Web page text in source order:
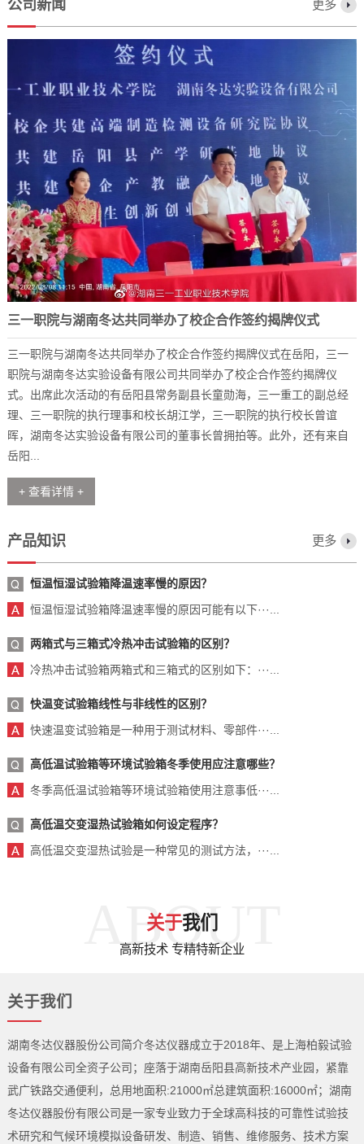
公司新闻 更多
三一职院与湖南冬达共同举办了校企合作签约揭牌仪式
2023-12-07
三一职院与湖南冬达共同举办了校企合作签约揭牌仪式在岳阳，三一
职院与湖南冬达实验设备有限公司共同举办了校企合作签约揭牌仪
式。出席此次活动的有岳阳县常务副县长童勋海，三一重工的副总经
理、三一职院的执行理事和校长胡江学，三一职院的执行校长曾谊
晖，湖南冬达实验设备有限公司的董事长曾拥拍等。此外，还有来自
岳阳...
+ 查看详情 +
产品知识 更多
恒温恒湿试验箱降温速率慢的原因？
恒温恒湿试验箱降温速率慢的原因可能有以下···...
两箱式与三箱式冷热冲击试验箱的区别？
冷热冲击试验箱两箱式和三箱式的区别如下：···...
快温变试验箱线性与非线性的区别？
快速温变试验箱是一种用于测试材料、零部件···...
高低温试验箱等环境试验箱冬季使用应注意哪些？
冬季高低温试验箱等环境试验箱使用注意事低···...
高低温交变湿热试验箱如何设定程序？
高低温交变湿热试验是一种常见的测试方法，···...
ABOUT
关于我们
高新技术 专精特新企业
关于我们
湖南冬达仪器股份公司简介冬达仪器成立于2018年、是上海柏毅试验
设备有限公司全资子公司；座落于湖南岳阳县高新技术产业园，紧靠
武广铁路交通便利，总用地面积:21000㎡总建筑面积:16000㎡；湖南
冬达仪器股份有限公司是一家专业致力于全球高科技的可靠性试验技
术研究和气候环境模拟设备研发、制造、销售、维修服务、技术方案